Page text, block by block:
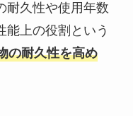
耐久性や使用年数
能上の役割という
の耐久性を高め